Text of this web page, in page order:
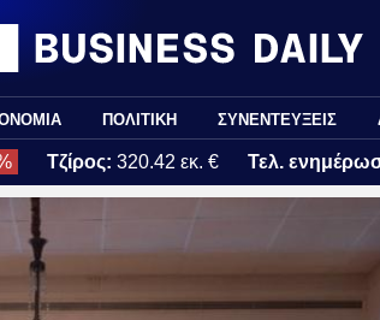
ΠΟΛΙΤΙΚΗ ΣΥΝΕΝΤΕΥΞΕΙΣ
Τζίρος: 320.42 εκ. € Τελ.